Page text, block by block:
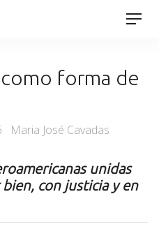
forma de
Maria José Cavadas
unidas
con justicia y en